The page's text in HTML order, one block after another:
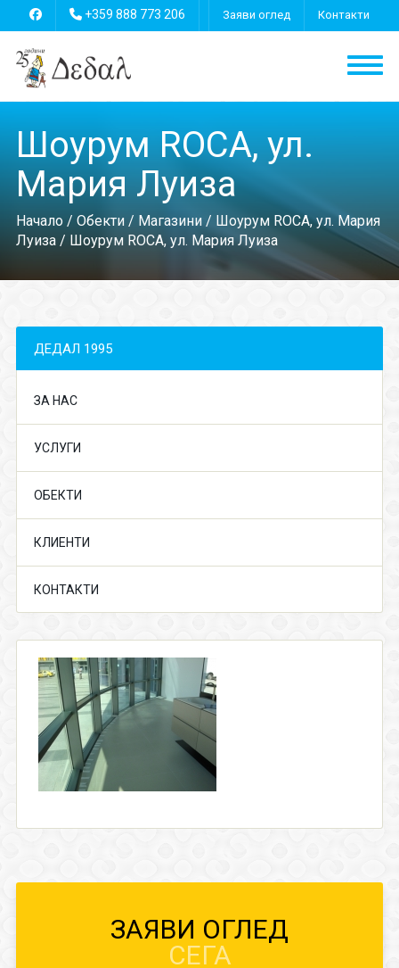
+359 888 773 206 Заяви оглед Контакти
Шоурум ROCA, ул.
Мария Луиза
Начало/ Обекти/ Магазини/ Шоурум ROCA, ул. Мария
Луиза/ Шоурум ROCA, ул. Мария Луиза
ДЕДАЛ 1995
ЗА НАС
УСЛУГИ
ОБЕКТИ
КЛИЕНТИ
КОНТАКТИ
ЗАЯВИ ОГЛЕД
СЕГА